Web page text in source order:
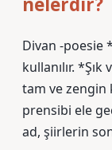
Divan -poesie
kullanılır.
tam ve zengin
prensibi ele
ad, şiirlerin